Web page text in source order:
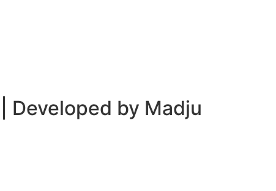
by Madju